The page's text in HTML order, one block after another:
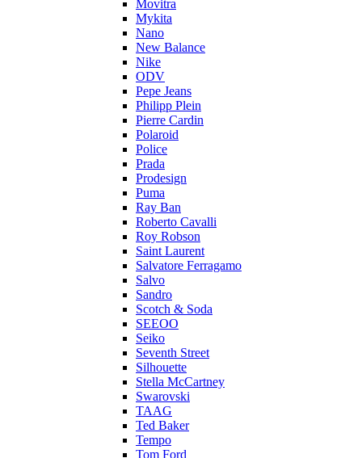
Movitra
Mykita
Nano
New Balance
Nike
ODV
Pepe Jeans
Philipp Plein
Pierre Cardin
Polaroid
Police
Prada
Prodesign
Puma
Ray Ban
Roberto Cavalli
Roy Robson
Saint Laurent
Salvatore Ferragamo
Salvo
Sandro
Scotch & Soda
SEEOO
Seiko
Seventh Street
Silhouette
Stella McCartney
Swarovski
TAAG
Ted Baker
Tempo
Tom Ford